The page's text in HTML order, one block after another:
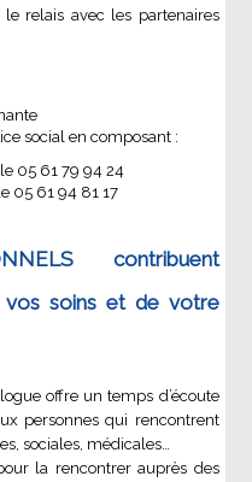
relais avec les partenaires
social en composant :
05 61 79 94 24
05 61 94 81 17
contribuent
soins et de votre
offre un temps d’écoute
personnes qui rencontrent
sociales, médicales…
la rencontrer auprès des